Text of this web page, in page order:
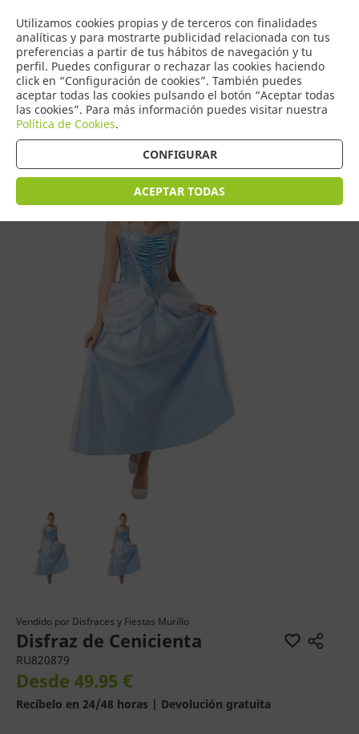
Utilizamos cookies propias y de terceros con finalidades
analíticas y para mostrarte publicidad relacionada con tus
preferencias a partir de tus hábitos de navegación y tu
perfil. Puedes configurar o rechazar las cookies haciendo
click en “Configuración de cookies”. También puedes
aceptar todas las cookies pulsando el botón “Aceptar todas
las cookies”. Para más información puedes visitar nuestra
Política de Cookies.
CONFIGURAR
ACEPTAR TODAS
0
COMERCIO
DE TORRIJOS
Tienda > Disfraces Adulto > Disfraces de Mujer
Vendido por Disfraces y Fiestas Murillo
Disfraz de Cenicienta
RU820879
Desde 49.95 €
Recíbelo en 24/48 horas | Devolución gratuita